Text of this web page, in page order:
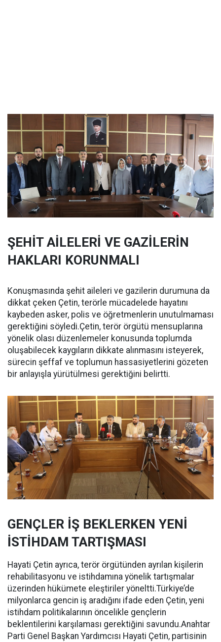
ŞEHİT AİLELERİ VE GAZİLERİN
HAKLARI KORUNMALI
Konuşmasında şehit aileleri ve gazilerin durumuna da
dikkat çeken Çetin, terörle mücadelede hayatını
kaybeden asker, polis ve öğretmenlerin unutulmaması
gerektiğini söyledi.Çetin, terör örgütü mensuplarına
yönelik olası düzenlemeler konusunda toplumda
oluşabilecek kaygıların dikkate alınmasını isteyerek,
sürecin şeffaf ve toplumun hassasiyetlerini gözeten
bir anlayışla yürütülmesi gerektiğini belirtti.
GENÇLER İŞ BEKLERKEN YENİ
İSTİHDAM TARTIŞMASI
Hayati Çetin ayrıca, terör örgütünden ayrılan kişilerin
rehabilitasyonu ve istihdamına yönelik tartışmalar
üzerinden hükümete eleştiriler yöneltti.Türkiye’de
milyonlarca gencin iş aradığını ifade eden Çetin, yeni
istihdam politikalarının öncelikle gençlerin
beklentilerini karşılaması gerektiğini savundu.Anahtar
Parti Genel Başkan Yardımcısı Hayati Çetin, partisinin